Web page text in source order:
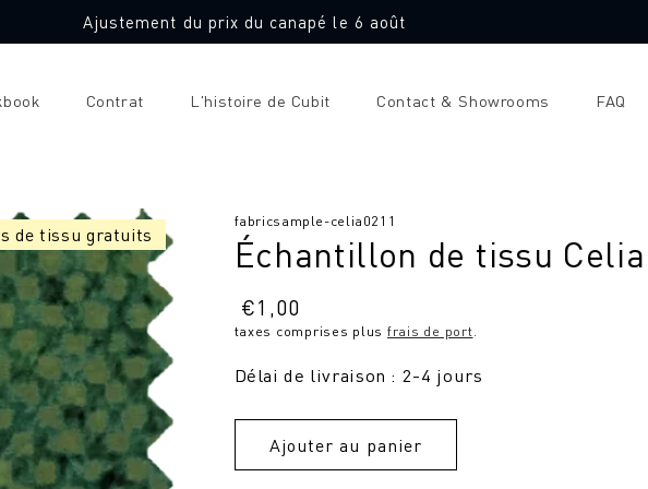
Ajustement du prix du canapé le 6 août
Contrat L'histoire de Cubit Contact & Showrooms FAQ
de tissu gratuits
SKU
fabricsample-celia0211
Échantillon de tissu Celia
Prix
normal
€1,00
taxes comprises plus frais de port.
Délai de livraison : 2-4 jours
Ajouter au panier